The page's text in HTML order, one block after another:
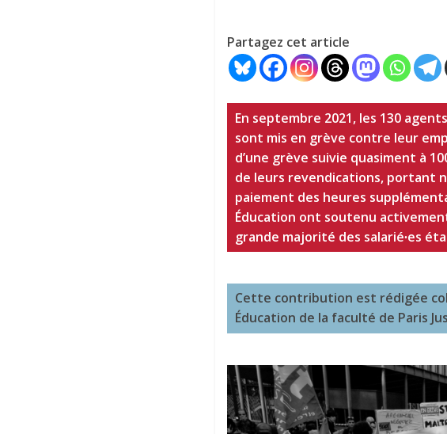
Partagez cet article
En septembre 2021, les 130
sont mis en grève contre leur
d’une grève suivie quasiment à
de leurs revendications, portant
paiement des heures
Éducation ont soutenu
grande majorité des salarié∙es
Cette contribution est rédigée
Éducation de la faculté de Paris